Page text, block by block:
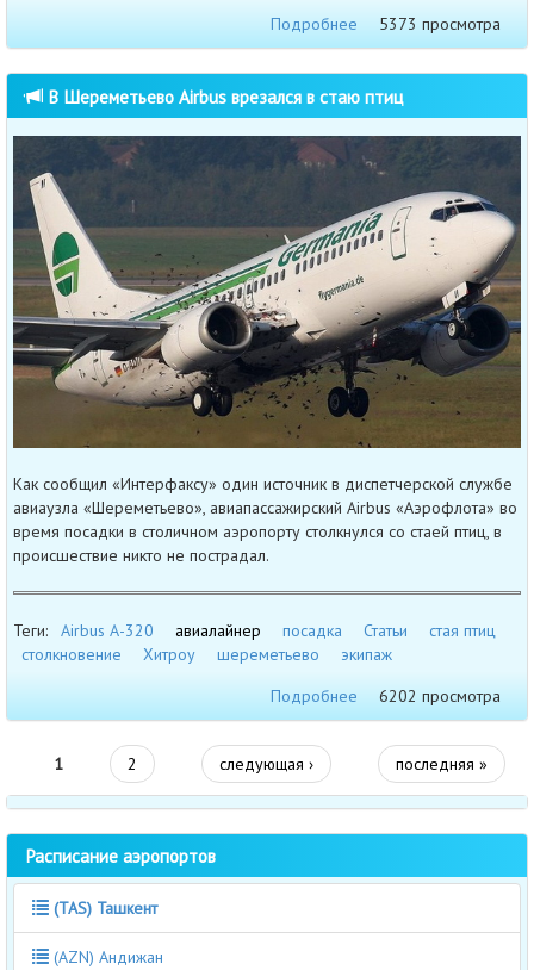
Подробнее 5373 просмотра
В Шереметьево Airbus врезался в стаю птиц
Как сообщил «Интерфаксу» один источник в диспетчерской службе
авиаузла «Шереметьево», авиапассажирский Airbus «Аэрофлота» во
время посадки в столичном аэропорту столкнулся со стаей птиц, в
происшествие никто не пострадал.
Теги: Airbus А-320 авиалайнер посадка Статьи
стая птиц
столкновение
Хитроу шереметьево
экипаж
Подробнее
6202 просмотра
1 2 следующая › последняя »
Расписание аэропортов
(TAS) Ташкент
(AZN) Андижан